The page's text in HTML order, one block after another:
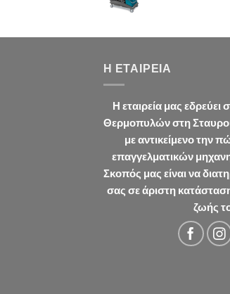
Η ΕΤΑΙΡΕΊΑ
Η εταιρεία μας
Θερμοπυλών στη
με αντικείμενο την
επαγγελματικών
Σκοπός μας είναι να
σας σε άριστη
ζωής